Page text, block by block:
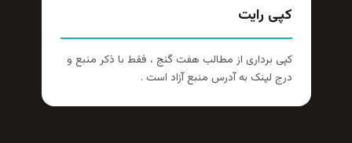
کپی رایت
کپی برداری از مطالب هفت گنج ، فقط با ذکر منبع و
درج لینک به آدرس منبع آزاد است .